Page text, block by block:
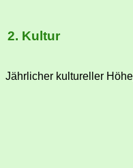
2. Kultur
Jährlicher kultureller